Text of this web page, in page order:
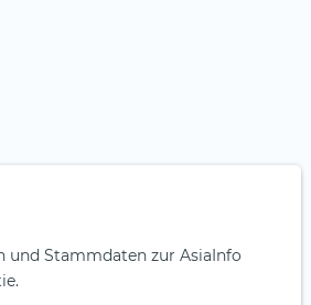
und Stammdaten zur AsiaInfo